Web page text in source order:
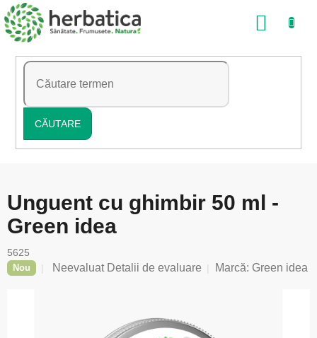
Treci
la
conținut
CĂUTARE
COŞ
Unguent cu ghimbir 50 ml -
Green idea
5625
Nou
Evaluarea
Neevaluat Detalii de evaluare Marcă: Green idea